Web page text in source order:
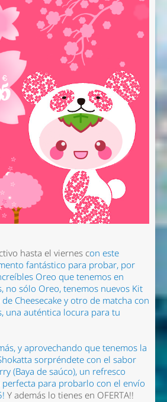
hasta el viernes con este
fantástico para probar, por
Oreo que tenemos en
no sólo Oreo, tenemos nuevos Kit
Cheesecake y otro de matcha con
una auténtica locura para tu
y aprovechando que tenemos la
sorpréndete con el sabor
(Baya de saúco), un refresco
para probarlo con el envío
Y además lo tienes en OFERTA!!